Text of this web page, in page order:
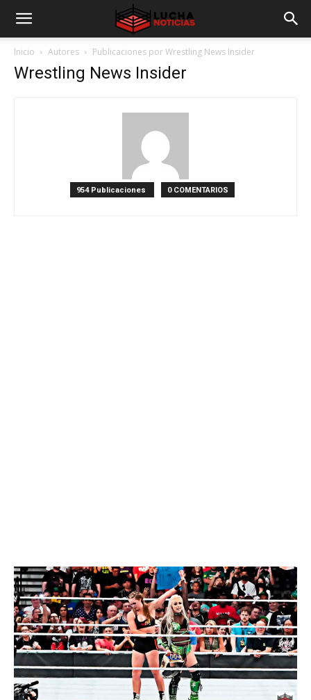
Inicio Autores Publicaciones por Wrestling News Insider
Wrestling News Insider
954 Publicaciones 0 COMENTARIOS